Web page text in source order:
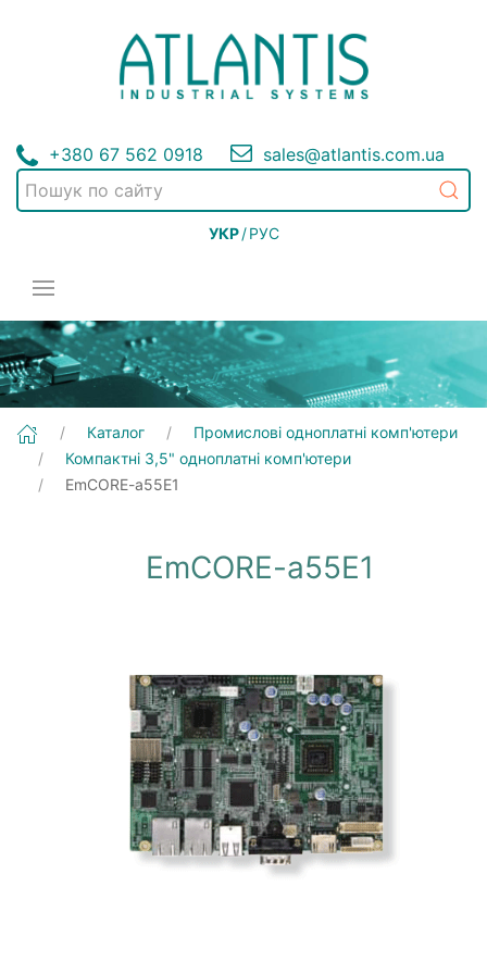
+380 67 562 0918 sales@atlantis.com.ua
УКР / РУС
Каталог
Промислові одноплатні комп'ютери
Компактні 3,5" одноплатні комп'ютери
EmCORE-a55E1
EmCORE-a55E1